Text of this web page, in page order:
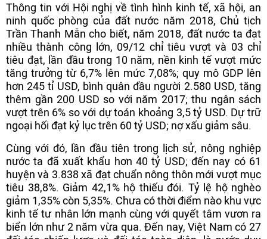
Thông tin với Hội nghị về tình hình kinh tế, xã hội, an
ninh quốc phòng của đất nước năm 2018, Chủ tịch
Trần Thanh Mẫn cho biết, năm 2018, đất nước ta đạt
nhiều thành công lớn, 09/12 chỉ tiêu vượt và 03 chỉ
tiêu đạt, lần đầu trong 10 năm, nền kinh tế vượt mức
tăng trưởng từ 6,7% lên mức 7,08%; quy mô GDP lên
hơn 245 tỉ USD, bình quân đầu người 2.580 USD, tăng
thêm gần 200 USD so với năm 2017; thu ngân sách
vượt trên 6% so với dự toán khoảng 3,5 tỷ USD. Dự trữ
ngoại hối đạt kỷ lục trên 60 tỷ USD; nợ xấu giảm sâu.
Cùng với đó, lần đầu tiên trong lịch sử, nông nghiệp
nước ta đã xuất khẩu hơn 40 tỷ USD; đến nay có 61
huyện và 3.838 xã đạt chuẩn nông thôn mới vượt mục
tiêu 38,8%. Giảm 42,1% hộ thiếu đói. Tỷ lệ hộ nghèo
giảm 1,35% còn 5,35%. Chưa có thời điểm nào khu vực
kinh tế tư nhân lớn mạnh cùng với quyết tâm vươn ra
biển lớn như 2 năm vừa qua. Đến nay, Việt Nam có 27